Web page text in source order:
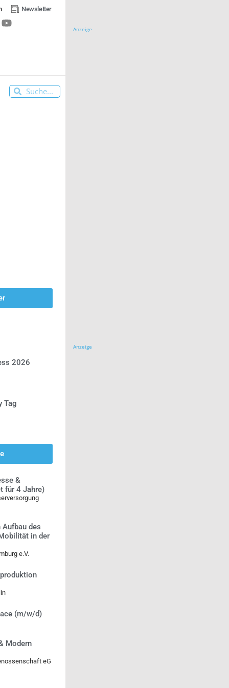
Newsletter
2026
Tag
&
für 4 Jahre)
des
in der
e.V.
(m/w/d)
Modern
eG
Anzeige
Anzeige